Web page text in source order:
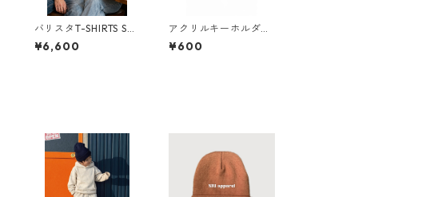
バリスタT-SHIRTS ST
RONG SMOOTH SATI
SFYING
¥6,600
アクリルキーホルダー
【slice PIZZA】 キ
ーチェーン
¥600